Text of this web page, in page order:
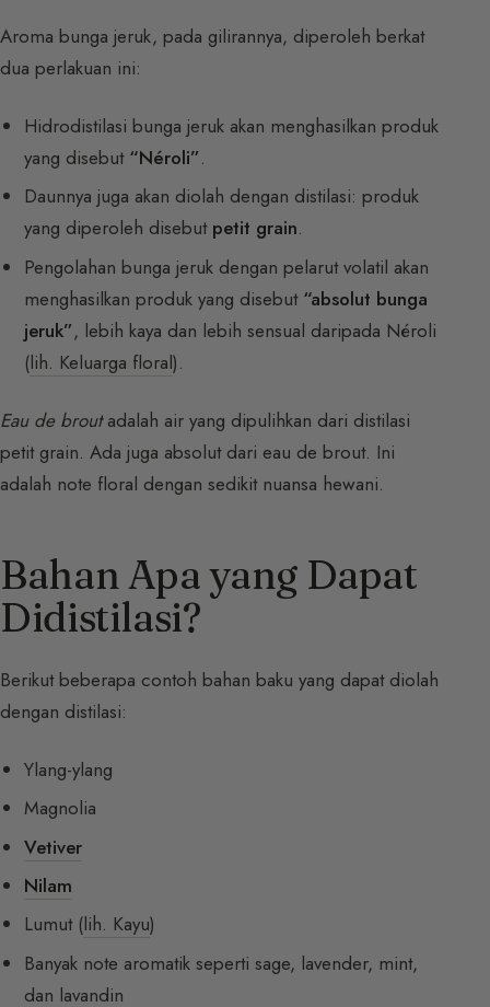
Aroma bunga jeruk, pada gilirannya, diperoleh berkat
dua perlakuan ini:
Hidrodistilasi bunga jeruk akan menghasilkan produk
yang disebut “Néroli”.
Daunnya juga akan diolah dengan distilasi: produk
yang diperoleh disebut petit grain.
Pengolahan bunga jeruk dengan pelarut volatil akan
menghasilkan produk yang disebut “absolut bunga
jeruk”, lebih kaya dan lebih sensual daripada Néroli
(lih. Keluarga floral).
Eau de broutadalah air yang dipulihkan dari distilasi
petit grain. Ada juga absolut dari eau de brout. Ini
adalah note floral dengan sedikit nuansa hewani.
Bahan Apa yang Dapat
Didistilasi?
Berikut beberapa contoh bahan baku yang dapat diolah
dengan distilasi:
Ylang-ylang
Magnolia
Vetiver
Nilam
Lumut (lih. Kayu)
Banyak note aromatik seperti sage, lavender, mint,
dan lavandin